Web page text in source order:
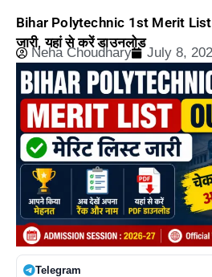
Bihar Polytechnic 1st Merit List
जारी, यहां से करें डाउनलोड
Neha Choudhary July 8,
Telegram